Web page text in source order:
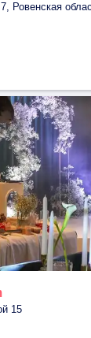
Ровенская
15